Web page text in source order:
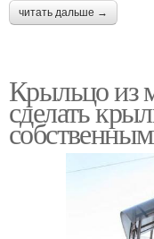
читать дальше →
Крыльцо из
сделать